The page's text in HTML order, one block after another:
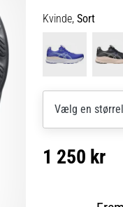
Kvinde, Sort
Vælg en
1 250 kr